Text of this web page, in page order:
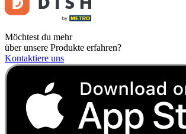
Möchtest du mehr
über unsere Produkte erfahren?
Kontaktiere uns